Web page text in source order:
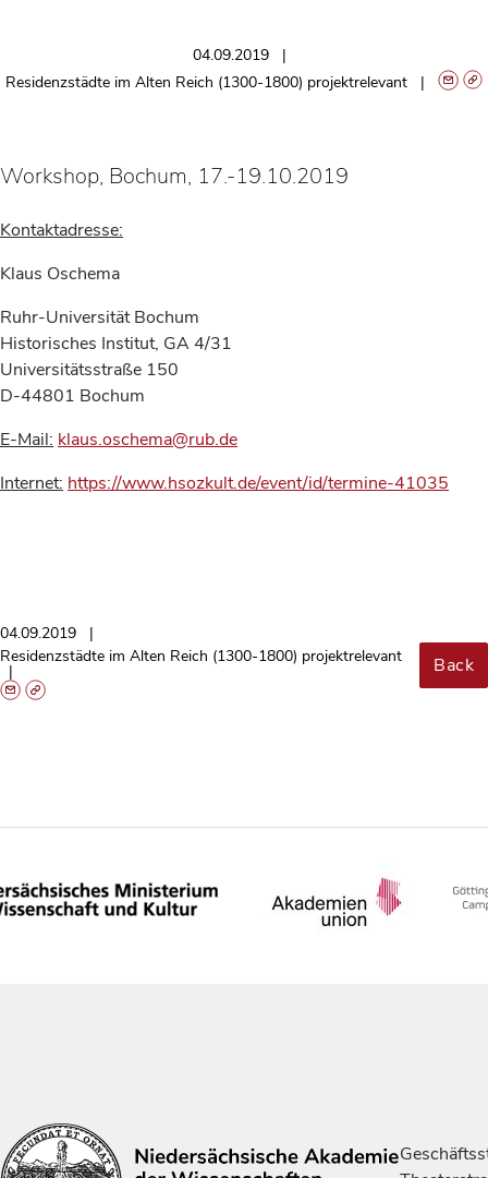
04.09.2019
Residenzstädte im Alten Reich (1300-1800) projektrelevant
Workshop, Bochum, 17.-19.10.2019
Kontaktadresse:
Klaus Oschema
Ruhr-Universität Bochum
Historisches Institut, GA 4/31
Universitätsstraße 150
D-44801 Bochum
E-Mail: klaus.oschema@rub.de
Internet: https://www.hsozkult.de/event/id/termine-41035
04.09.2019
Residenzstädte im Alten Reich (1300-1800) projektrelevant
Back